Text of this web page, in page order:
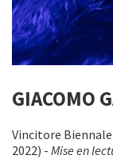
GIACOMO
Vincitore
2022) - Mise en